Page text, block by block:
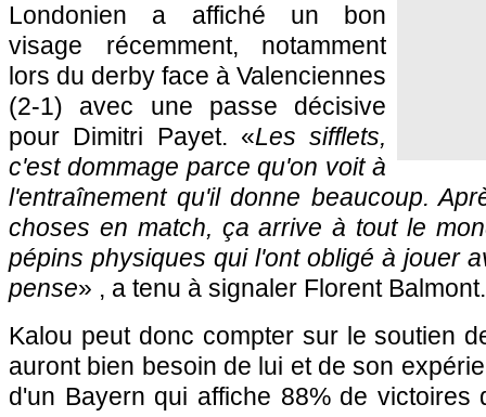
Londonien a affiché un bon
visage récemment, notamment
lors du derby face à Valenciennes
(2-1) avec une passe décisive
pour Dimitri Payet. «Les sifflets,
c'est dommage parce qu'on voit à
l'entraînement qu'il donne beaucoup.
choses en match, ça arrive à tout le
pépins physiques qui l'ont obligé à jouer
pense» , a tenu à signaler Florent Balmont.
Kalou peut donc compter sur le soutien
auront bien besoin de lui et de son
d'un Bayern qui affiche 88% de victoires